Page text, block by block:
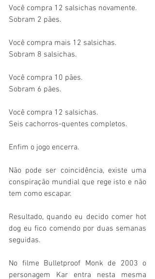
Você compra 12 salsichas novamente.
Sobram 2 pães.
Você compra mais 12 salsichas.
Sobram 8 salsichas.
Você compra 10 pães.
Sobram 6 pães.
Você compra 12 salsichas.
Seis cachorros-quentes completos.
Enfim o jogo encerra.
Não pode ser coincidência, existe uma
conspiração mundial que rege isto e não
tem como escapar.
Resultado, quando eu decido comer hot
dog eu fico comendo por duas semanas
seguidas.
No filme Bulletproof Monk de 2003 o
personagem Kar entra nesta mesma